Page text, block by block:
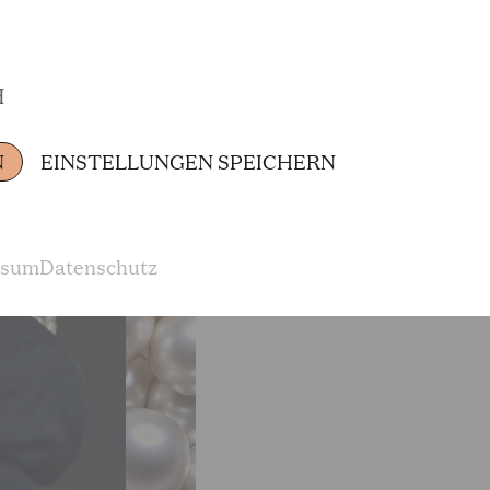
EINSTELLUNGEN SPEICHERN
Datenschutz
Im Herbst 2025 wird sie in der Titelrolle in